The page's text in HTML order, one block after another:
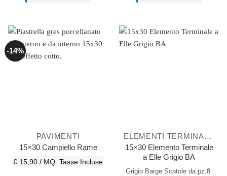
-14%
PAVIMENTI
15×30 Campiello Rame
€ 15,90 / MQ. Tasse Incluse
ELEMENTI TERMINALI A ELLE
15×30 Elemento Terminale
a Elle Grigio BA
Grigio Barge Scatole da pz.8